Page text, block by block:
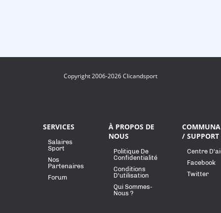
Copyright 2006-2026 Clicandsport
SERVICES
Salaires
Sport
Nos
Partenaires
Forum
À PROPOS DE
NOUS
Politique De
Confidentialité
Conditions
D'utilisation
Qui Sommes-
Nous ?
/ SUPPORT
Centre
Facebook
Twitter